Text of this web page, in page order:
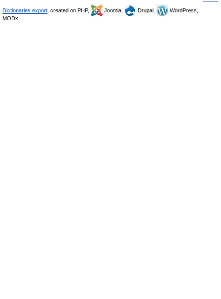
Dictionaries export , created on PHP, Joomla, Drupal,
WordPress,
MODx.